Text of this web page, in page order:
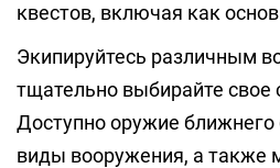
квестов, включая как
Экипируйтесь различным
тщательно выбирайте свое
Доступно оружие
виды вооружения, а также